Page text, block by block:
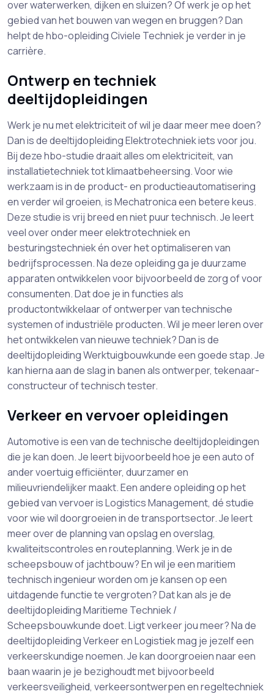
over waterwerken, dijken en sluizen? Of werk je op het
gebied van het bouwen van wegen en bruggen? Dan
helpt de hbo-opleiding Civiele Techniek je verder in je
carrière.
Ontwerp en techniek
deeltijdopleidingen
Werk je nu met elektriciteit of wil je daar meer mee doen?
Dan is de deeltijdopleiding Elektrotechniek iets voor jou.
Bij deze hbo-studie draait alles om elektriciteit, van
installatietechniek tot klimaatbeheersing. Voor wie
werkzaam is in de product- en productieautomatisering
en verder wil groeien, is Mechatronica een betere keus.
Deze studie is vrij breed en niet puur technisch. Je leert
veel over onder meer elektrotechniek en
besturingstechniek én over het optimaliseren van
bedrijfsprocessen. Na deze opleiding ga je duurzame
apparaten ontwikkelen voor bijvoorbeeld de zorg of voor
consumenten. Dat doe je in functies als
productontwikkelaar of ontwerper van technische
systemen of industriële producten. Wil je meer leren over
het ontwikkelen van nieuwe techniek? Dan is de
deeltijdopleiding Werktuigbouwkunde een goede stap. Je
kan hierna aan de slag in banen als ontwerper, tekenaar-
constructeur of technisch tester.
Verkeer en vervoer opleidingen
Automotive is een van de technische deeltijdopleidingen
die je kan doen. Je leert bijvoorbeeld hoe je een auto of
ander voertuig efficiënter, duurzamer en
milieuvriendelijker maakt. Een andere opleiding op het
gebied van vervoer is Logistics Management, dé studie
voor wie wil doorgroeien in de transportsector. Je leert
meer over de planning van opslag en overslag,
kwaliteitscontroles en routeplanning. Werk je in de
scheepsbouw of jachtbouw? En wil je een maritiem
technisch ingenieur worden om je kansen op een
uitdagende functie te vergroten? Dat kan als je de
deeltijdopleiding Maritieme Techniek /
Scheepsbouwkunde doet. Ligt verkeer jou meer? Na de
deeltijdopleiding Verkeer en Logistiek mag je jezelf een
verkeerskundige noemen. Je kan doorgroeien naar een
baan waarin je je bezighoudt met bijvoorbeeld
verkeersveiligheid, verkeersontwerpen en regeltechniek